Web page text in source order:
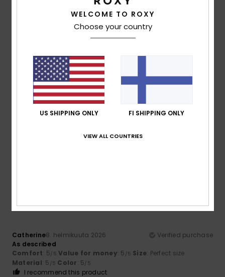
4 verified reviews since joulukuuta 2025
50% of our customers recommend this product
Value for money
Size
Too small Too large
4.3
Catherine8. helmikuuta 2026
Verified purchase
As described
Comfort: 5/5 Value for money: 5 /5 Size: Perfect size
Material: 5 /5 Color: 5/5
I recommend this product
WELCOME TO ROXY
Choose your country
US SHIPPING ONLY FI SHIPPING ONLY
VIEW ALL COUNTRIES